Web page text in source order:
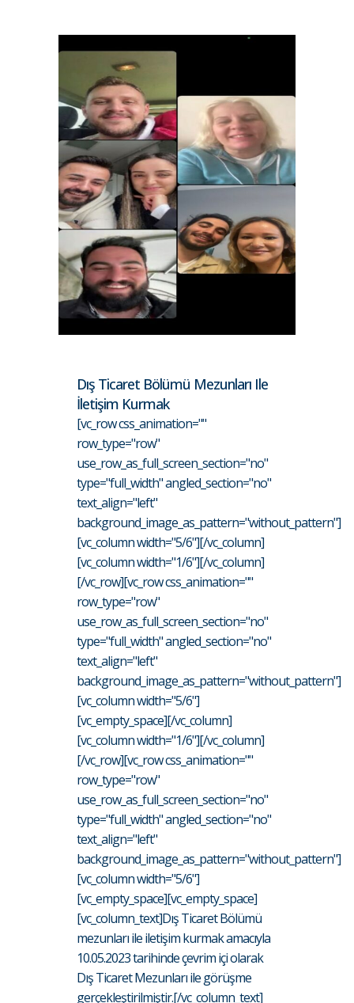
Dış Ticaret Bölümü Mezunları Ile
İletişim Kurmak
[vc_row css_animation=""
row_type="row"
use_row_as_full_screen_section="no"
type="full_width" angled_section="no"
text_align="left"
background_image_as_pattern="without_pattern"]
[vc_column width="5/6"][/vc_column]
[vc_column width="1/6"][/vc_column]
[/vc_row][vc_row css_animation=""
row_type="row"
use_row_as_full_screen_section="no"
type="full_width" angled_section="no"
text_align="left"
background_image_as_pattern="without_pattern"]
[vc_column width="5/6"]
[vc_empty_space][/vc_column]
[vc_column width="1/6"][/vc_column]
[/vc_row][vc_row css_animation=""
row_type="row"
use_row_as_full_screen_section="no"
type="full_width" angled_section="no"
text_align="left"
background_image_as_pattern="without_pattern"]
[vc_column width="5/6"]
[vc_empty_space][vc_empty_space]
[vc_column_text]Dış Ticaret Bölümü
mezunları ile iletişim kurmak amacıyla
10.05.2023 tarihinde çevrim içi olarak
Dış Ticaret Mezunları ile görüşme
gerçekleştirilmiştir.[/vc_column_text]